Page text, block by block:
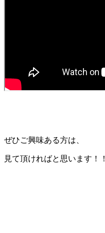
ぜひご興味ある方は、
見て頂ければと思います！！